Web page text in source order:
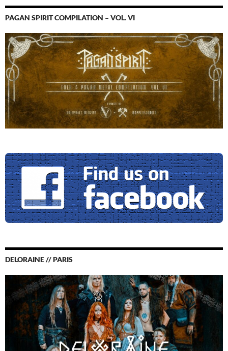
PAGAN SPIRIT COMPILATION – VOL. VI
DELORAINE // PARIS